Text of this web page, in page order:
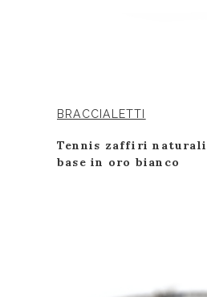
BRACCIALETTI
Tennis zaffiri
base in oro bianco